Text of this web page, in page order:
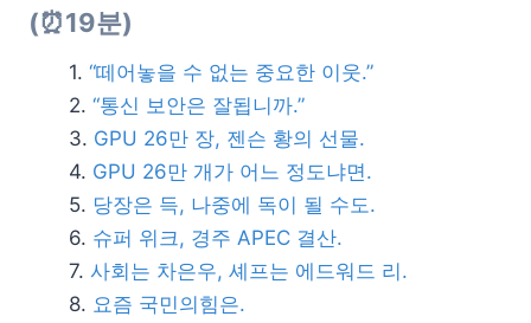
(⏰19분)
“떼어놓을 수 없는 중요한 이웃.”
“통신 보안은 잘됩니까.”
GPU 26만 장, 젠슨 황의 선물.
GPU 26만 개가 어느 정도냐면.
당장은 득, 나중에 독이 될 수도.
슈퍼 위크, 경주 APEC 결산.
사회는 차은우, 셰프는 에드워드 리.
요즘 국민의힘은.